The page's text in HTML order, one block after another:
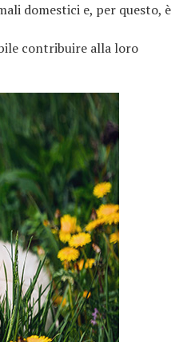
domestici e, per questo, è
contribuire alla loro